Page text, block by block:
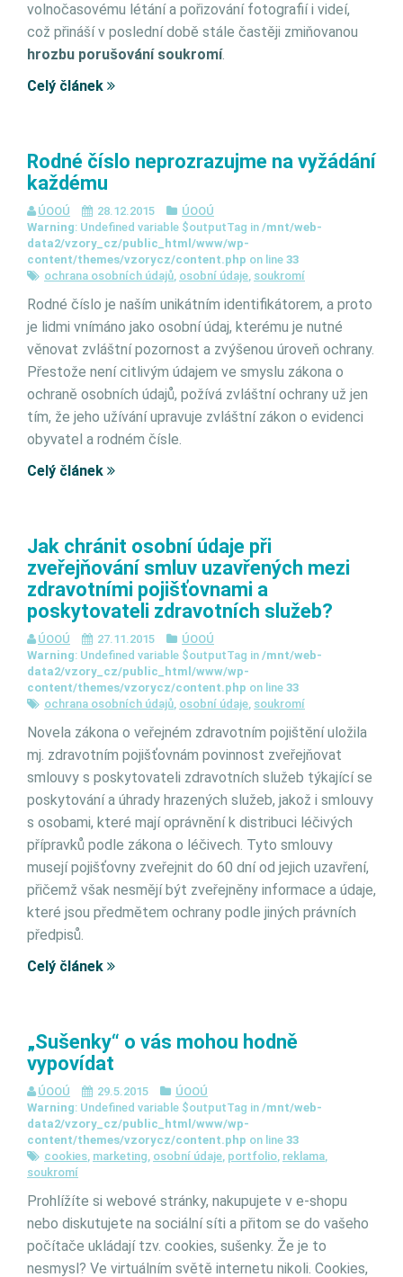
volnočasovému létání a pořizování fotografií i videí,
což přináší v poslední době stále častěji zmiňovanou
hrozbu porušování soukromí.
Celý článek
Rodné číslo neprozrazujme na vyžádání
každému
ÚOOÚ 28.12.2015
ÚOOÚ
Warning: Undefined variable $outputTag in /mnt/web-
data2/vzory_cz/public_html/www/wp-
content/themes/vzorycz/content.php on line 33
ochrana osobních údajů, osobní údaje, soukromí
Rodné číslo je naším unikátním identifikátorem, a proto
je lidmi vnímáno jako osobní údaj, kterému je nutné
věnovat zvláštní pozornost a zvýšenou úroveň ochrany.
Přestože není citlivým údajem ve smyslu zákona o
ochraně osobních údajů, požívá zvláštní ochrany už jen
tím, že jeho užívání upravuje zvláštní zákon o evidenci
obyvatel a rodném čísle.
Celý článek
Jak chránit osobní údaje při
zveřejňování smluv uzavřených mezi
zdravotními pojišťovnami a
poskytovateli zdravotních služeb?
ÚOOÚ 27.11.2015
ÚOOÚ
Warning: Undefined variable $outputTag in /mnt/web-
data2/vzory_cz/public_html/www/wp-
content/themes/vzorycz/content.php on line 33
ochrana osobních údajů, osobní údaje, soukromí
Novela zákona o veřejném zdravotním pojištění uložila
mj. zdravotním pojišťovnám povinnost zveřejňovat
smlouvy s poskytovateli zdravotních služeb týkající se
poskytování a úhrady hrazených služeb, jakož i smlouvy
s osobami, které mají oprávnění k distribuci léčivých
přípravků podle zákona o léčivech. Tyto smlouvy
musejí pojišťovny zveřejnit do 60 dní od jejich uzavření,
přičemž však nesmějí být zveřejněny informace a údaje,
které jsou předmětem ochrany podle jiných právních
předpisů.
Celý článek
„Sušenky“ o vás mohou hodně
vypovídat
ÚOOÚ 29.5.2015
ÚOOÚ
Warning: Undefined variable $outputTag in /mnt/web-
data2/vzory_cz/public_html/www/wp-
content/themes/vzorycz/content.php on line 33
cookies, marketing, osobní údaje, portfolio, reklama,
soukromí
Prohlížíte si webové stránky, nakupujete v e-shopu
nebo diskutujete na sociální síti a přitom se do vašeho
počítače ukládají tzv. cookies, sušenky. Že je to
nesmysl? Ve virtuálním světě internetu nikoli. Cookies,